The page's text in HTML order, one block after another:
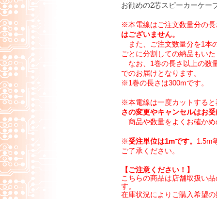
お勧めの2芯スピーカーケー
※本電線はご注文数量分の
はございません。
また、ご注文数量分を1本
ごとに分割しての納品もい
なお、1巻の長さ以上の数
でのお届けとなります。
※1巻の長さは300mです。
※本電線は一度カットする
さの変更やキャンセルはお
商品や数量をよくお確か
※受注単位は1mです。 1.5m
ご了承ください。
【ご注意ください！】
こちらの商品は店舗取扱い
す。
在庫状況によりご購入希望